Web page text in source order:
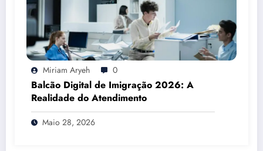
Miriam Aryeh 0
Balcão Digital de Imigração 2026: A
Realidade do Atendimento
Maio 28, 2026